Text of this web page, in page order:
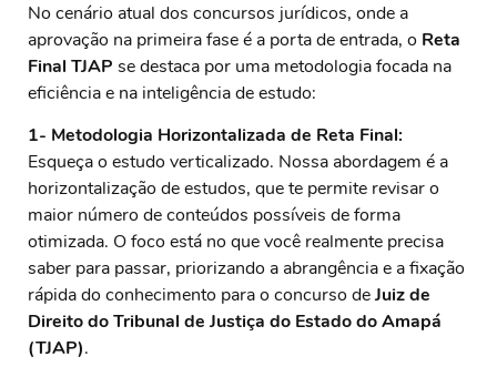
No cenário atual dos concursos jurídicos, onde a
aprovação na primeira fase é a porta de entrada, o Reta
Final TJAP se destaca por uma metodologia focada na
eficiência e na inteligência de estudo:
1- Metodologia Horizontalizada de Reta Final:
Esqueça o estudo verticalizado. Nossa abordagem é a
horizontalização de estudos, que te permite revisar o
maior número de conteúdos possíveis de forma
otimizada. O foco está no que você realmente precisa
saber para passar, priorizando a abrangência e a fixação
rápida do conhecimento para o concurso deJuiz de
Direito do Tribunal de Justiça do Estado do Amapá
(TJAP).